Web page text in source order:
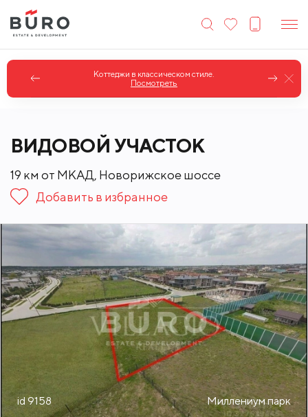
Коттеджи в классическом стиле.
Посмотреть
ВИДОВОЙ УЧАСТОК
19 км от МКАД, Новорижское шоссе
Добавить в избранное
id 9158 Миллениум парк